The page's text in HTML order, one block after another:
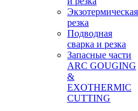
Экзотермическая
резка
Подводная
сварка и резка
Запасные части
ARC GOUGING
&
EXOTHERMIC
CUTTING